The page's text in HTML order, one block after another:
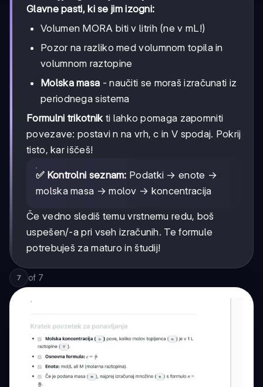
Glavne pasti, ki se jim izogni:
Volumen MORA biti v litrih (ne v mL!)
Pozor na razliko med volumnom topila in
volumnom raztopine
Molska masa - naučiti se moraš izračunati iz
periodnega sistema
Formulni trikotnikti lahko pomaga zapomniti
povezave: postavi n na vrh, c in V spodaj. Pokrij
tisto, kar iščeš!
✅ Kontrolni seznam: Podatki → enote →
molska masa → molov → koncentracija
Če vedno slediš temu vrstnemu redu, boš
uspešen/-a pri vseh izračunih. Te formule
potrebuješ za maturo in študij!
7 of 7